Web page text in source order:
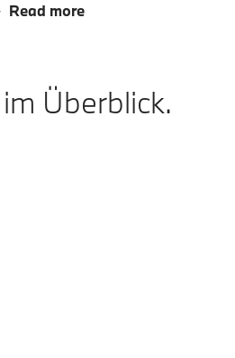
noch dazu aus nachhaltig
Desserts auf wechselnden
Read more
Überblick.